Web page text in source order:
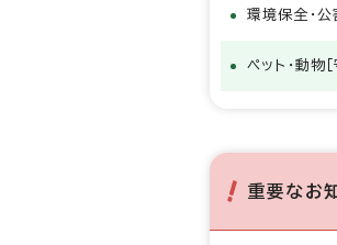
環境保全・公
ペット・動物［
重要なお